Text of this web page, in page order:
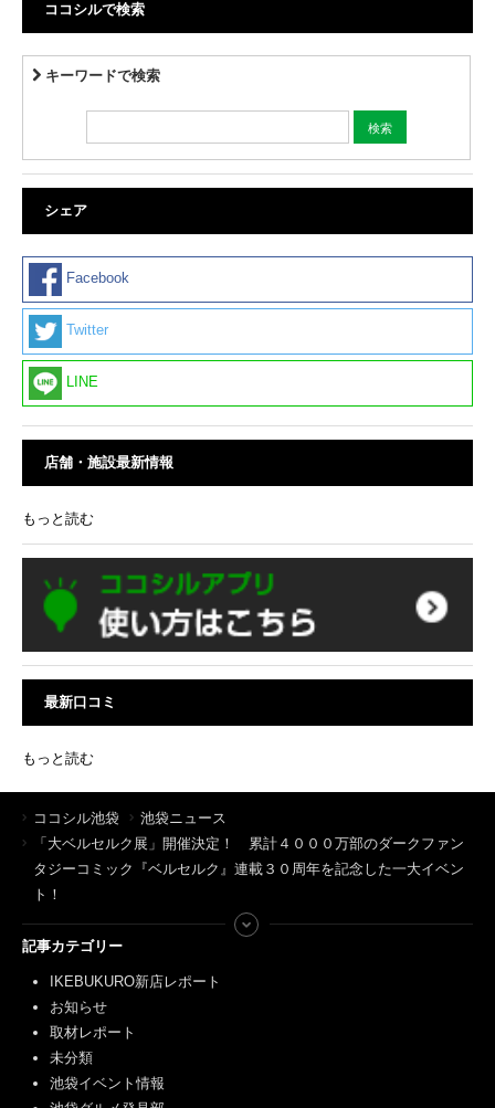
ココシルで検索
キーワードで検索
シェア
Facebook
Twitter
LINE
店舗・施設最新情報
もっと読む
最新口コミ
もっと読む
ココシル池袋
池袋ニュース
「大ベルセルク展」開催決定！ 累計４０００万部のダークファン
タジーコミック『ベルセルク』連載３０周年を記念した一大イベン
ト！
記事カテゴリー
IKEBUKURO新店レポート
お知らせ
取材レポート
未分類
池袋イベント情報